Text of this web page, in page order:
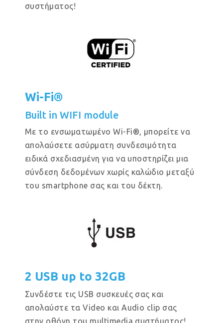
συστήματος!
Wi-Fi®
Built in WIFI module
Με το ενσωματωμένο Wi-Fi®, μπορείτε να
απολαύσετε ασύρματη συνδεσιμότητα
ειδικά σχεδιασμένη για να υποστηρίζει μια
σύνδεση δεδομένων χωρίς καλώδιο μεταξύ
του smartphone σας και του δέκτη.
2 USB up to 32GB
Συνδέστε τις USB συσκευές σας και
απολαύστε τα Video και Audio clip σας
στην οθόνη του multimedia συστήματος!